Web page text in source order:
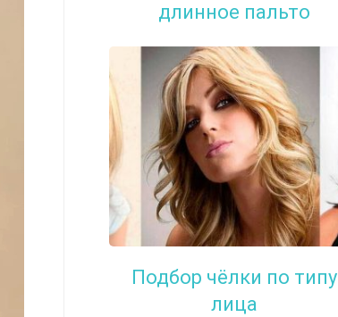
длинное пальто
Подбор чёлки по типу
лица